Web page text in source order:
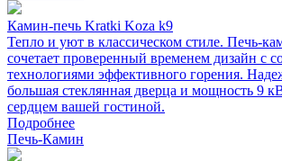
Камин-печь Kratki Koza k9
Тепло и уют в классическом стиле. Печь-
сочетает проверенный временем дизайн с
технологиями эффективного горения.
большая стеклянная дверца и мощность 9
сердцем вашей гостиной.
Подробнее
Печь-Камин